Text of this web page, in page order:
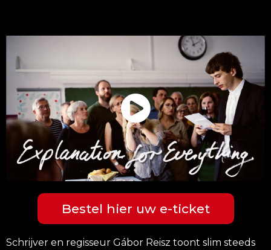
Bestel hier uw e-ticket
Schrijver en regisseur Gábor Reisz toont slim steeds